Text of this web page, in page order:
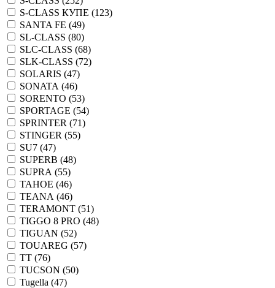
S-CLASS КУПЕ (123)
SANTA FE (49)
SL-CLASS (80)
SLC-CLASS (68)
SLK-CLASS (72)
SOLARIS (47)
SONATA (46)
SORENTO (53)
SPORTAGE (54)
SPRINTER (71)
STINGER (55)
SU7 (47)
SUPERB (48)
SUPRA (55)
TAHOE (46)
TEANA (46)
TERAMONT (51)
TIGGO 8 PRO (48)
TIGUAN (52)
TOUAREG (57)
TT (76)
TUCSON (50)
Tugella (47)